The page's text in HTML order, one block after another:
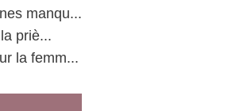
manqu...
priè...
la femm...